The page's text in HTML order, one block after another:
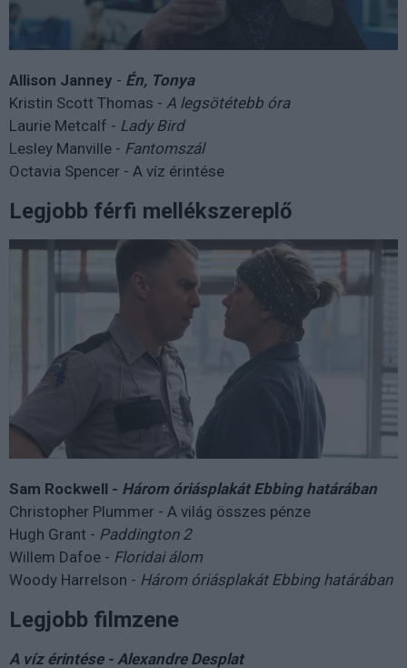
Allison Janney - Én, Tonya
Kristin Scott Thomas - A legsötétebb óra
Laurie Metcalf - Lady Bird
Lesley Manville - Fantomszál
Octavia Spencer - A víz érintése
Legjobb férfi mellékszereplő
Sam Rockwell - Három óriásplakát Ebbing határában
Christopher Plummer - A világ összes pénze
Hugh Grant - Paddington 2
Willem Dafoe - Floridai álom
Woody Harrelson - Három óriásplakát Ebbing határában
Legjobb filmzene
A víz érintése - Alexandre Desplat